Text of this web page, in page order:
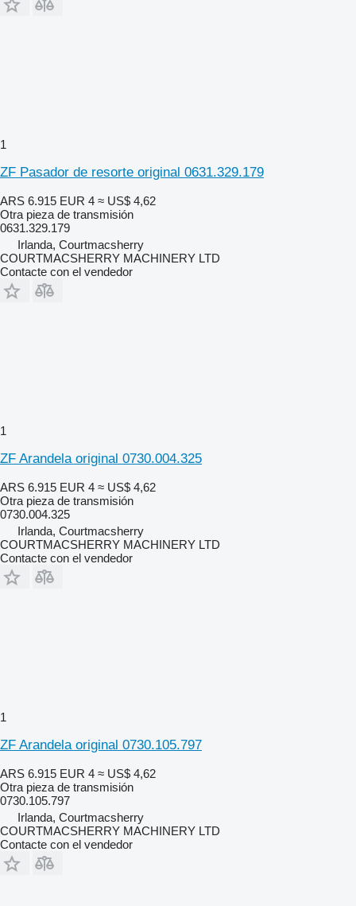
1
ZF Pasador de resorte original 0631.329.179
ARS 6.915 EUR 4 ≈ US$ 4,62
Otra pieza de transmisión
0631.329.179
Irlanda, Courtmacsherry
COURTMACSHERRY MACHINERY LTD
Contacte con el vendedor
1
ZF Arandela original 0730.004.325
ARS 6.915 EUR 4 ≈ US$ 4,62
Otra pieza de transmisión
0730.004.325
Irlanda, Courtmacsherry
COURTMACSHERRY MACHINERY LTD
Contacte con el vendedor
1
ZF Arandela original 0730.105.797
ARS 6.915 EUR 4 ≈ US$ 4,62
Otra pieza de transmisión
0730.105.797
Irlanda, Courtmacsherry
COURTMACSHERRY MACHINERY LTD
Contacte con el vendedor